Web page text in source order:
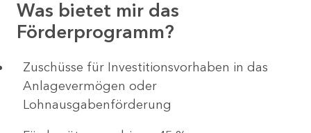
Was bietet mir das
Förderprogramm?
​​​​​​Zuschüsse für Investitionsvorhaben in das
Anlagevermögen oder
Lohnausgabenförderung